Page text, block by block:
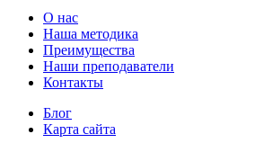
О нас
Наша методика
Преимущества
Наши преподаватели
Контакты
Блог
Карта сайта